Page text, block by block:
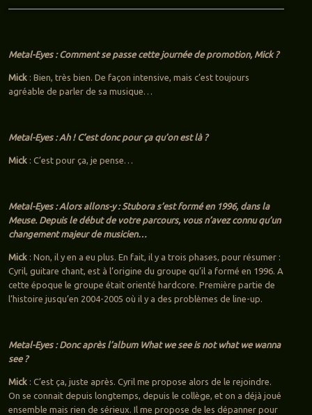
Metal-Eyes : Comment se passe cette journée de promotion, Mick ?
Mick: Bien, très bien. De façon intensive, mais c’est toujours
agréable de parler de sa musique…
Metal-Eyes : Ah ! C’est donc pour ça qu’on est là ?
Mick: C’est pour ça, je pense…
Metal-Eyes : Alors allons-y : Stubora s’est formé en 1996, dans la
Meuse. Depuis le début de votre parcours, vous n’avez connu qu’un
changement majeur de musicien…
Mick: Non, il y en a eu plus. En fait, il y a trois phases, pour résumer :
Cyril, guitare chant, est à l’origine du groupe qu’il a formé en 1996. A
cette époque le groupe était orienté hardcore. Première partie de
l’histoire jusqu’en 2004-2005 où il y a des problèmes de line-up.
Metal-Eyes : Donc après l’album What we see is not what we wanna
see ?
Mick: C’est ça, juste après. Cyril me propose alors de le rejoindre.
On se connait depuis longtemps, depuis le collège, et on a déjà joué
ensemble mais rien de sérieux. Il me propose de les dépanner pour